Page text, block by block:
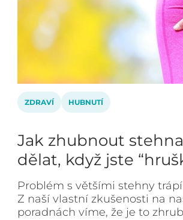
ZDRAVÍ HUBNUTÍ
Jak zhubnout
dělat, když jste
Problém s většími stehny
Z naší vlastní zkušenosti na
poradnách víme, že je to